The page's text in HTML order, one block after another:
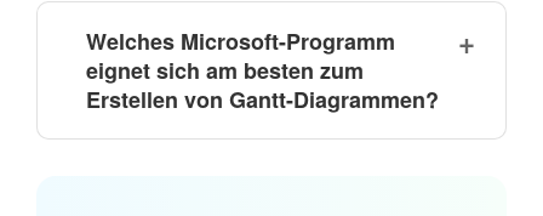
Welches Microsoft-Programm
eignet sich am besten zum
Erstellen von Gantt-Diagrammen?